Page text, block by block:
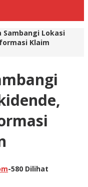
Sambangi Lokasi
Klaim
-580 Dilihat